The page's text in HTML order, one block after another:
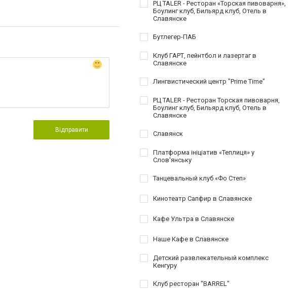
Відправити
РЦ TALER - Ресторан «Торская пивоварня»,
Боулинг клуб, Бильярд клуб, Отель в
Славянске
Бутлегер-ПАБ
Клуб ГАРТ, пейнтбол и лазертаг в
Славянске
Лингвистический центр "Prime Time"
РЦ TALER - Ресторан Торская пивоварня,
Боулинг клуб, Бильярд клуб, Отель в
Славянске
Славянск
Платформа ініціатив «Теплиця» у
Слов'янську
Танцевальный клуб «Фо Степ»
Кинотеатр Сапфир в Славянске
Кафе Ультра в Славянске
Наше Кафе в Славянске
Детский развлекательный комплекс
Кенгуру
Клуб ресторан "BARREL"